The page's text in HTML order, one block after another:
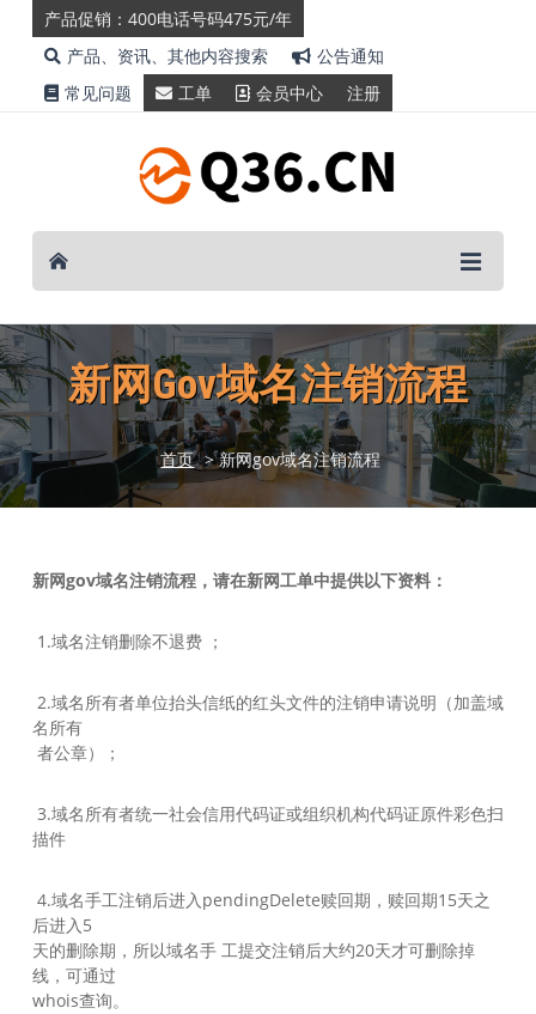
产品促销：400电话号码475元/年
产品、资讯、其他内容搜索
公告通知
常见问题
工单 会员中心 注册
新网gov域名注销流程
首页 > 新网gov域名注销流程
新网gov域名注销流程，请在新网工单中提供以下资料：
1.域名注销删除不退费 ；
2.域名所有者单位抬头信纸的红头文件的注销申请说明（加盖域
名所有
者公章）；
3.域名所有者统一社会信用代码证或组织机构代码证原件彩色扫
描件
4.域名手工注销后进入pendingDelete赎回期，赎回期15天之
后进入5
天的删除期，所以域名手 工提交注销后大约20天才可删除掉
线，可通过
whois查询。